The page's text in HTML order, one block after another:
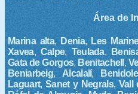
Área de
Marina alta, Denia, Les
Xavea, Calpe, Teulada,
Gata de Gorgos, Benitachell ,
Beniarbeig, Alcalalí,
Laguart, Sanet y Negrals, Vall